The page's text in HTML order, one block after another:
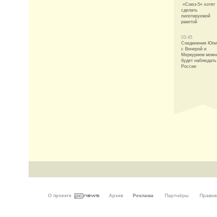
«Союз-5» хотят
сделать
пилотируемой
ракетой
03:45
Соединения
с Венерой и
Меркурием
будет
России
О проекте Архив Реклама Партнёры